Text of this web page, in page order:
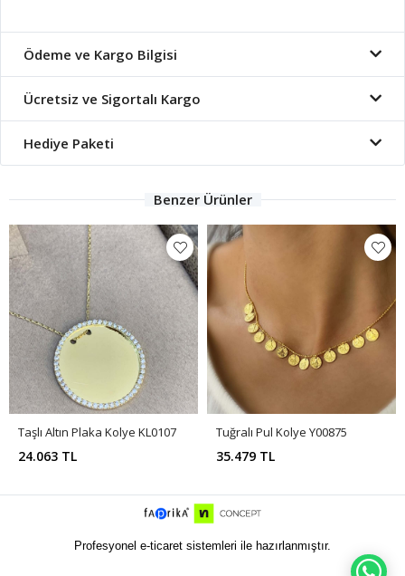
Ödeme ve Kargo Bilgisi
Ücretsiz ve Sigortalı Kargo
Hediye Paketi
Benzer Ürünler
Taşlı Altın Plaka Kolye KL0107
24.063 TL
Tuğralı Pul Kolye Y00875
35.479 TL
Profesyonel e-ticaret sistemleri ile hazırlanmıştır.